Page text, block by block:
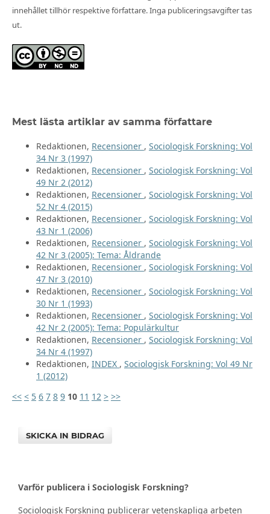
innehållet tillhör respektive författare. Inga publiceringsavgifter tas
ut.
Mest lästa artiklar av samma författare
Redaktionen, Recensioner , Sociologisk Forskning: Vol
34 Nr 3 (1997)
Redaktionen, Recensioner , Sociologisk Forskning: Vol
49 Nr 2 (2012)
Redaktionen, Recensioner , Sociologisk Forskning: Vol
52 Nr 4 (2015)
Redaktionen, Recensioner , Sociologisk Forskning: Vol
43 Nr 1 (2006)
Redaktionen, Recensioner , Sociologisk Forskning: Vol
42 Nr 3 (2005): Tema: Åldrande
Redaktionen, Recensioner , Sociologisk Forskning: Vol
47 Nr 3 (2010)
Redaktionen, Recensioner , Sociologisk Forskning: Vol
30 Nr 1 (1993)
Redaktionen, Recensioner , Sociologisk Forskning: Vol
42 Nr 2 (2005): Tema: Populärkultur
Redaktionen, Recensioner , Sociologisk Forskning: Vol
34 Nr 4 (1997)
Redaktionen, INDEX , Sociologisk Forskning: Vol 49 Nr
1 (2012)
<< < 5 6 7 8 9 10 11 12 > >>
SKICKA IN BIDRAG
Varför publicera i Sociologisk Forskning?
Sociologisk Forskning publicerar vetenskapliga arbeten